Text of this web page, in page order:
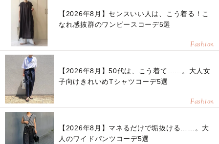
【2026年8月】センスいい人は、こう着る！こ
なれ感抜群のワンピースコーデ5選
Fashion
【2026年8月】50代は、こう着て……。大人女
子向けきれいめTシャツコーデ5選
Fashion
【2026年8月】マネるだけで垢抜ける……。大
人のワイドパンツコーデ5選